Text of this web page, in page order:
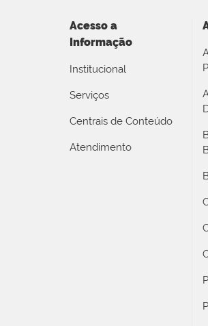
Acesso a
Informação
Institucional
Serviços
Centrais de Conteúdo
Atendimento